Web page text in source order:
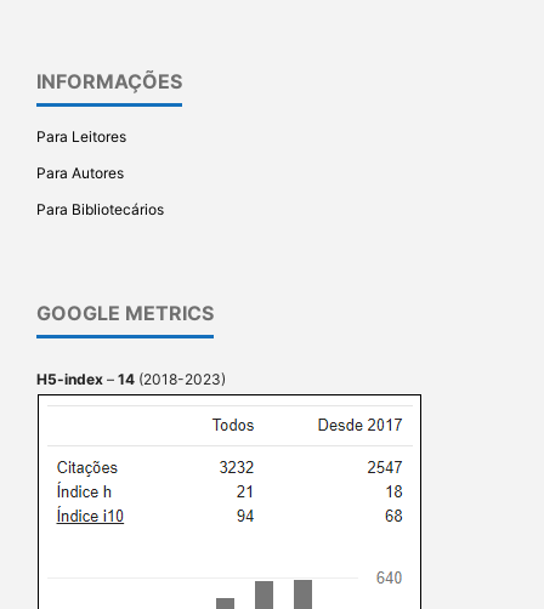
INFORMAÇÕES
Para Leitores
Para Autores
Para Bibliotecários
GOOGLE METRICS
H5-index – 14 (2018-2023)